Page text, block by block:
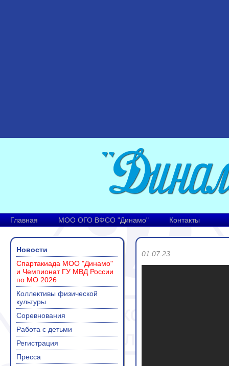
Главная МОО ОГО ВФСО "Динамо" Контакты
Новости
Спартакиада МОО "Динамо"
и Чемпионат ГУ МВД России
по МО 2026
Коллективы физической
культуры
Соревнования
Работа с детьми
Регистрация
Пресса
01.07.23